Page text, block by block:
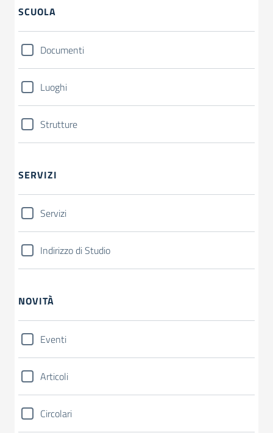
SCUOLA
Documenti
Luoghi
Strutture
SERVIZI
Servizi
Indirizzo di Studio
NOVITÀ
Eventi
Articoli
Circolari